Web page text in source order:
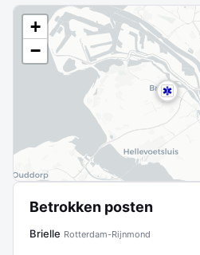
+
−
Betrokken posten
Brielle Rotterdam-Rijnmond